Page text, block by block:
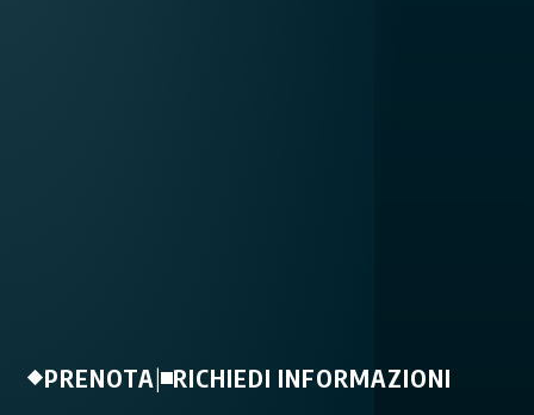
PRENOTA| RICHIEDI INFORMAZIONI